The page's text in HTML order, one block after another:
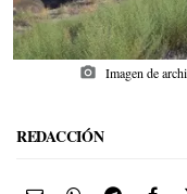
photo_camera Imagen de
REDACCIÓN